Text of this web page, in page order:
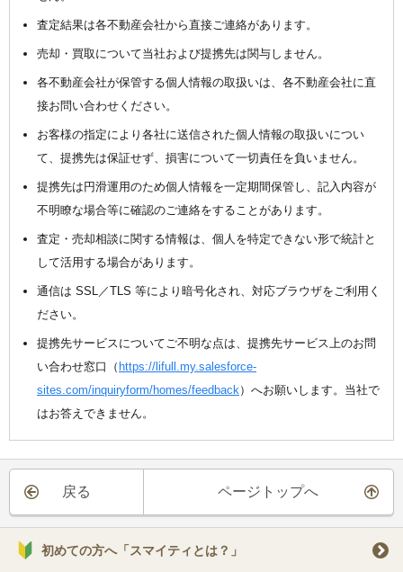
査定結果は各不動産会社から直接ご連絡があります。
売却・買取について当社および提携先は関与しません。
各不動産会社が保管する個人情報の取扱いは、各不動産会社に直
接お問い合わせください。
お客様の指定により各社に送信された個人情報の取扱いについ
て、提携先は保証せず、損害について一切責任を負いません。
提携先は円滑運用のため個人情報を一定期間保管し、記入内容が
不明瞭な場合等に確認のご連絡をすることがあります。
査定・売却相談に関する情報は、個人を特定できない形で統計と
して活用する場合があります。
通信は SSL／TLS 等により暗号化され、対応ブラウザをご利用く
ださい。
提携先サービスについてご不明な点は、提携先サービス上のお問
い合わせ窓口（ https://lifull.my.salesforce-
sites.com/inquiryform/homes/feedback ）へお願いします。当社で
はお答えできません。
戻る ページトップへ
初めての方へ「スマイティとは？」